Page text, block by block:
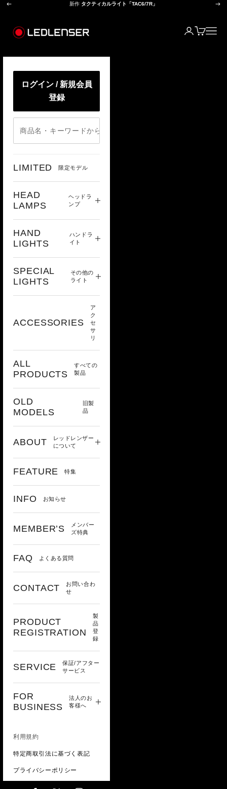
コンテンツへスキップ
前へ 新作 タクティカルライト「TAC6/7R」 次へ
ログイン
カートメニ
ログイン / 新規会員
登録
LIMITED 限定モデル
HEAD
LAMPS
ヘッドラ
ンプ
HAND
LIGHTS
ハンドラ
イト
SPECIAL
LIGHTS
その他の
ライト
ACCESSORIES
ア
ク
セ
サ
リ
ALL
PRODUCTS
すべての
製品
OLD
MODELS
旧製
品
ABOUT
レッドレンザー
について
FEATURE 特集
INFO お知らせ
MEMBER’S
メンバー
ズ特典
FAQ よくある質問
CONTACT
お問い合わ
せ
PRODUCT
REGISTRATION
製
品
登
録
SERVICE
保証/アフター
サービス
FOR
BUSINESS
法人のお
客様へ
利用規約
特定商取引法に基づく表記
プライバシーポリシー